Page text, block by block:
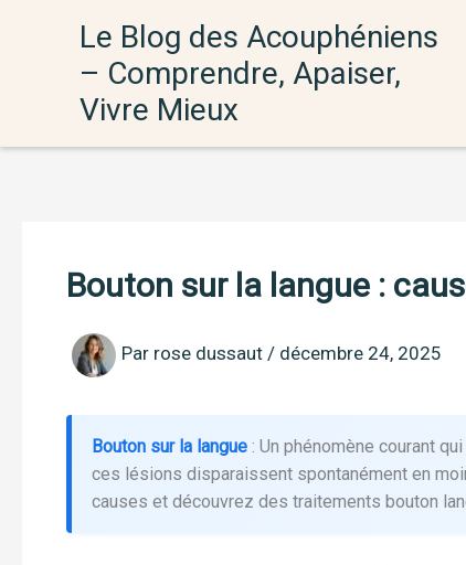
Le Blog des Acouphéniens
– Comprendre, Apaiser,
Vivre Mieux
Bouton sur la langue :
Par rose dussaut / décembre 24, 2025
Bouton sur la langue : Un phénomène courant
ces lésions disparaissent spontanément en
causes et découvrez des traitements bouton